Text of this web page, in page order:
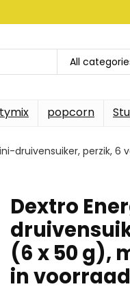
All
popcorn
druivensuiker, perzik,
Dextro
(6 x 50 g),
in